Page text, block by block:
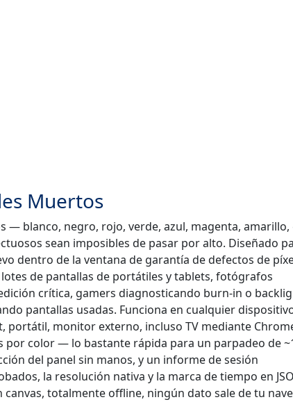
Muertos
— blanco, negro, rojo, verde, azul, magenta, amarillo,
sean imposibles de pasar por alto. Diseñado
dentro de la ventana de garantía de defectos de
de pantallas de portátiles y tablets, fotógrafos
crítica, gamers diagnosticando burn-in o
pantallas usadas. Funciona en cualquier
portátil, monitor externo, incluso TV mediante
por color — lo bastante rápida para un parpadeo de
del panel sin manos, y un informe de sesión
la resolución nativa y la marca de tiempo en
totalmente offline, ningún dato sale de tu